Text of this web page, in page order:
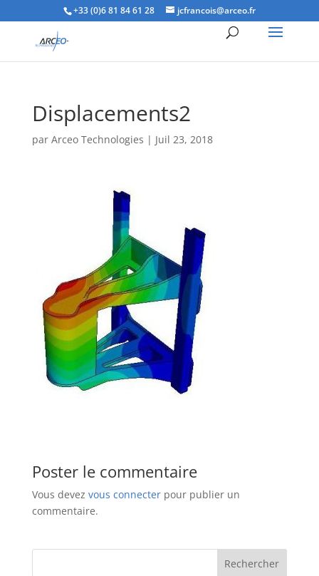
+33 (0)6 81 84 61 28 jcfrancois@arceo.fr
Displacements2
par Arceo Technologies | Juil 23, 2018
Poster le commentaire
Vous devez vous connecterpour publier un
commentaire.